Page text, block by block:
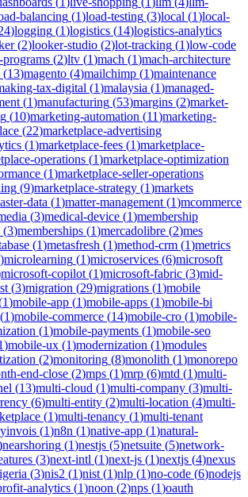
balancing (1)load-testing (3)local (1)local-
)logging (1)logistics (14)logistics-analytics
(2)looker-studio (2)lot-tracking (1)low-code
(2)ltv (1)mach (1)mach-architecture
(13)magento (4)mailchimp (1)maintenance
tax-digital (1)malaysia (1)managed-
(1)manufacturing (53)margins (2)market-
(10)marketing-automation (11)marketing-
(22)marketplace-advertising
(1)marketplace-fees (1)marketplace-
operations (1)marketplace-optimization
(1)marketplace-seller-operations
(9)marketplace-strategy (1)markets
data (1)matter-management (1)mcommerce
(3)medical-device (1)membership
(3)memberships (1)mercadolibre (2)mes
(1)metasfresh (1)method-crm (1)metrics
)microlearning (1)microservices (6)microsoft
microsoft-copilot (1)microsoft-fabric (3)mid-
(3)migration (29)migrations (1)mobile
1)mobile-app (1)mobile-apps (1)mobile-bi
(1)mobile-commerce (14)mobile-cro (1)mobile-
(1)mobile-payments (1)mobile-seo
)mobile-ux (1)modernization (1)modules
(2)monitoring (8)monolith (1)monorepo
end-close (2)mps (1)mrp (6)mtd (1)multi-
(13)multi-cloud (1)multi-company (3)multi-
(6)multi-entity (2)multi-location (4)multi-
(1)multi-tenancy (1)multi-tenant
(1)n8n (1)native-app (1)natural-
nearshoring (1)nestjs (5)netsuite (5)network-
(3)next-intl (1)next-js (1)nextjs (4)nexus
(3)nis2 (1)nist (1)nlp (1)no-code (6)nodejs
analytics (1)noon (2)nps (1)oauth